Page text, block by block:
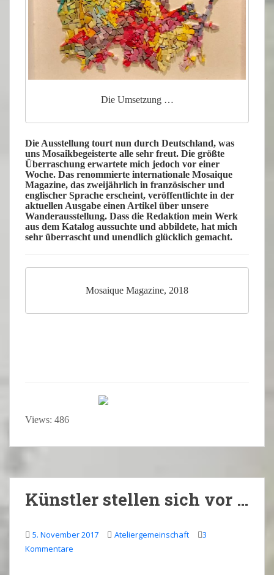
Die Umsetzung …
Die Ausstellung tourt nun durch Deutschland, was
uns Mosaikbegeisterte alle sehr freut. Die größte
Überraschung erwartete mich jedoch vor einer
Woche. Das renommierte internationale Mosaique
Magazine, das zweijährlich in französischer und
englischer Sprache erscheint, veröffentlichte in der
aktuellen Ausgabe einen Artikel über unsere
Wanderausstellung. Dass die Redaktion mein Werk
aus dem Katalog aussuchte und abbildete, hat mich
sehr überrascht und unendlich glücklich gemacht.
Mosaique Magazine, 2018
Views: 486
Künstler stellen sich vor …
5. November 2017 Ateliergemeinschaft
3
Kommentare